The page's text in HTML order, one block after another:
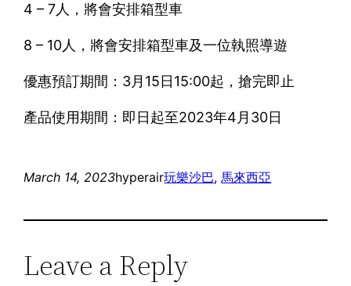
4 – 7人，將會安排箱型車
8 – 10人，將會安排箱型車及一位執照導遊
優惠預訂期間：3月15日15:00起，搶完即止
產品使用期間：即日起至2023年4月30日
March 14, 2023hyperair玩樂沙巴, 馬來西亞
Leave a Reply